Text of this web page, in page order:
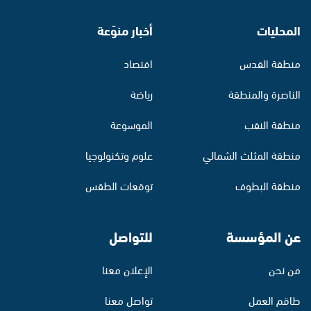
المحليات
منطقة القدس
الناصرة والمنطقة
منطقة النقب
منطقة المثلث الشمالي
منطقة البطوف
أخبار منوّعة
اقتصاد
رياضة
الموسوعة
علوم وتكنولوجيا
توقعات الطقس
عن المؤسسة
من نحن
طاقم العمل
للتواصل
الإعلان معنا
تواصل معنا